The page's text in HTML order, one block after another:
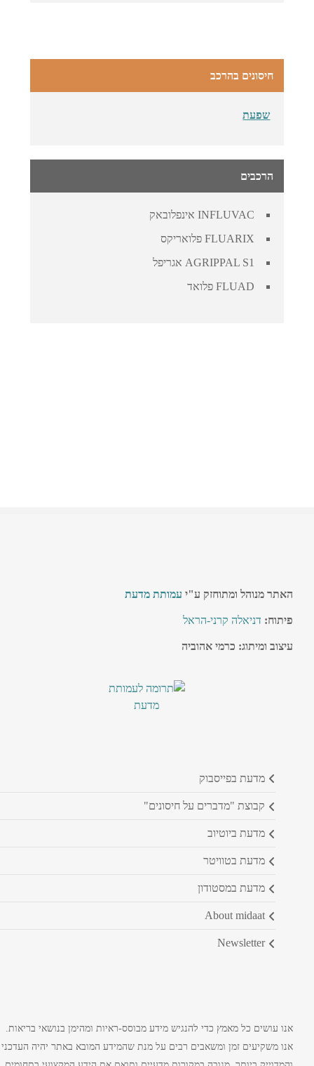
חיסונים בהרכב
שפעת
הרכבים
INFLUVAC אינפלובאק
FLUARIX פלואריקס
AGRIPPAL S1 אגריפל
FLUAD פלואד
האתר מנוהל ומתוחזק ע"י עמותת מדעת
פיתוח: דניאלה קרני-הראל
עיצוב ומיתוג: כרמי אהוביה
מדעת בפייסבוק
קבוצת "מדברים על חיסונים"
מדעת ביוטיוב
מדעת בטוויטר
מדעת במסטודון
about midaat
newsletter
אנו עושים כל מאמץ כדי להנגיש מידע מבוסס-ראיות ומהימן בנושאי בריאות.
אנו משקיעים זמן ומשאבים רבים על מנת שהמידע המובא באתר יהיה העדכני